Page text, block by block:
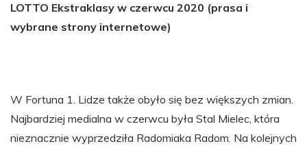
LOTTO Ekstraklasy w czerwcu 2020 (prasa i
wybrane strony internetowe)
W Fortuna 1. Lidze także obyło się bez większych zmian.
Najbardziej medialna w czerwcu była Stal Mielec, która
nieznacznie wyprzedziła Radomiaka Radom. Na kolejnych